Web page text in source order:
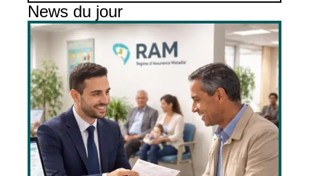
News du jour